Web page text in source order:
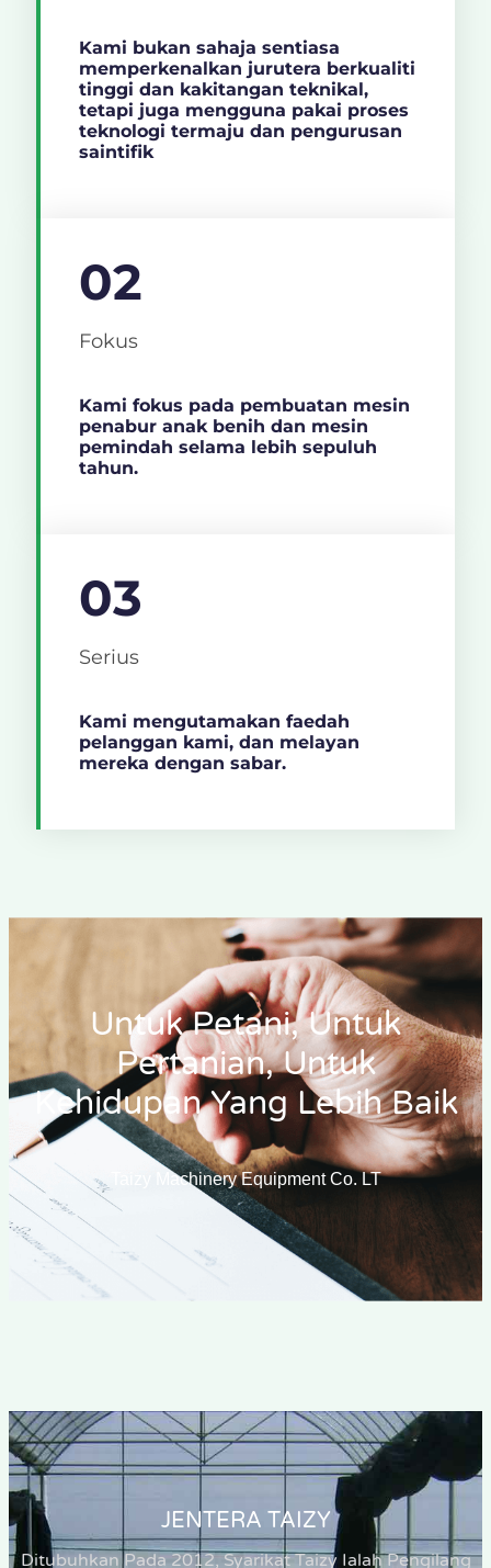
Kami bukan sahaja sentiasa
memperkenalkan jurutera berkualiti
tinggi dan kakitangan teknikal,
tetapi juga mengguna pakai proses
teknologi termaju dan pengurusan
saintifik
02
Fokus
Kami fokus pada pembuatan mesin
penabur anak benih dan mesin
pemindah selama lebih sepuluh
tahun.
03
Serius
Kami mengutamakan faedah
pelanggan kami, dan melayan
mereka dengan sabar.
Untuk Petani, Untuk
Pertanian, Untuk
Kehidupan Yang Lebih Baik
Taizy Machinery Equipment Co. LT
JENTERA TAIZY
Ditubuhkan Pada 2012, Syarikat Taizy Ialah Pengilang